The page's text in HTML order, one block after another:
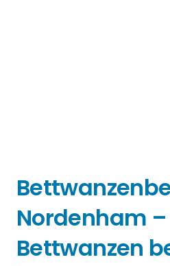
Nordenham –
Bettwanzen